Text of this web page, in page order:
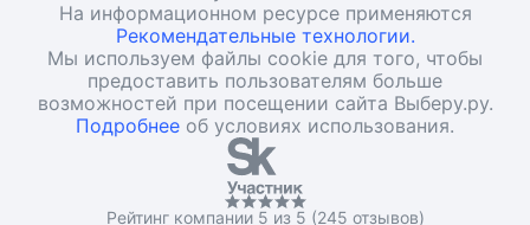
На информационном ресурсе применяются
Рекомендательные технологии.
Мы используем файлы cookie для того, чтобы
предоставить пользователям больше
возможностей при посещении сайта Выберу.ру.
Подробнее об условиях использования.
Рейтинг компании 5 из 5 (245 отзывов)